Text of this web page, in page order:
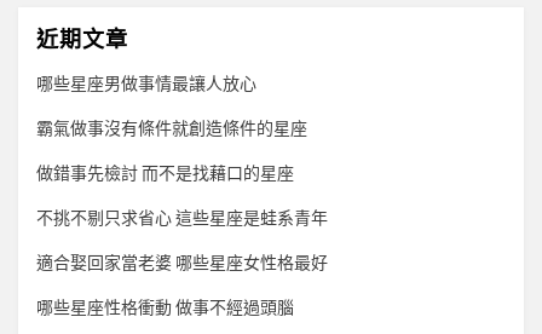
近期文章
哪些星座男做事情最讓人放心
霸氣做事沒有條件就創造條件的星座
做錯事先檢討 而不是找藉口的星座
不挑不剔只求省心 這些星座是蛙系青年
適合娶回家當老婆 哪些星座女性格最好
哪些星座性格衝動 做事不經過頭腦